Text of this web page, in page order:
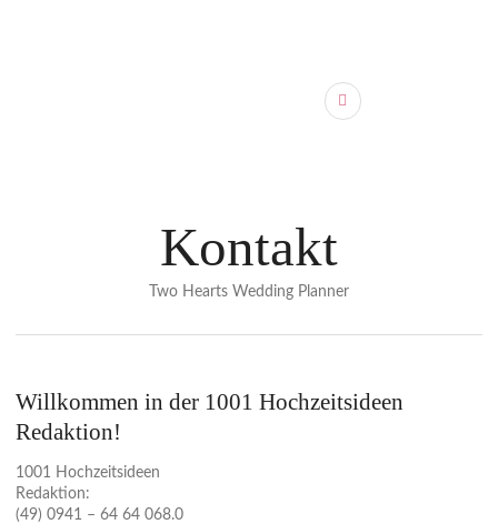
Kontakt
Two Hearts Wedding Planner
Willkommen in der 1001 Hochzeitsideen
Redaktion!
1001 Hochzeitsideen
Redaktion:
(49) 0941 – 64 64 068.0